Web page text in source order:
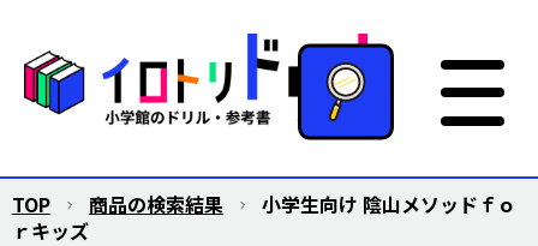
TOP 商品の検索結果
小学生向け 陰山メソッドｆｏ
ｒキッズ